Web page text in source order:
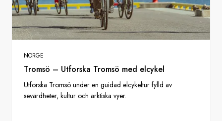
NORGE
Tromsö – Utforska Tromsö med elcykel
Utforska Tromsö under en guidad elcykeltur fylld av
sevärdheter, kultur och arktiska vyer.